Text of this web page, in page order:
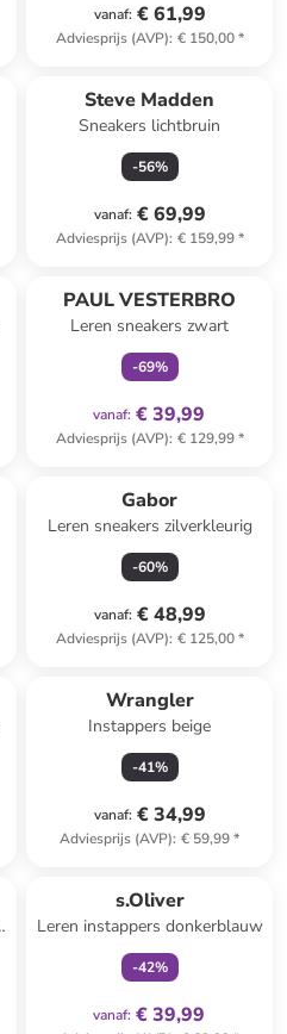
vanaf: € 61,99
Adviesprijs (AVP): € 150,00*
Steve Madden
Sneakers lichtbruin
-56%
vanaf: € 69,99
Adviesprijs (AVP): € 159,99*
PAUL VESTERBRO
Leren sneakers zwart
-69%
vanaf: € 39,99
Adviesprijs (AVP): € 129,99*
Gabor
Leren sneakers zilverkleurig
-60%
vanaf: € 48,99
Adviesprijs (AVP): € 125,00*
Wrangler
Instappers beige
-41%
vanaf: € 34,99
Adviesprijs (AVP): € 59,99*
s.Oliver
Leren instappers donkerblauw
-42%
vanaf: € 39,99